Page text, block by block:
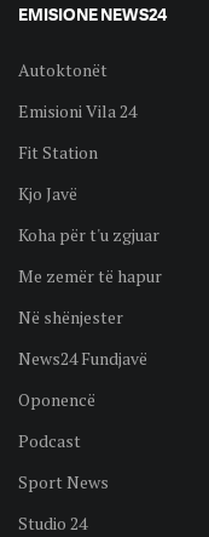
EMISIONE NEWS24
Autoktonët
Emisioni Vila 24
Fit Station
Kjo Javë
Koha për t'u zgjuar
Me zemër të hapur
Në shënjester
News24 Fundjavë
Oponencë
Podcast
Sport News
Studio 24